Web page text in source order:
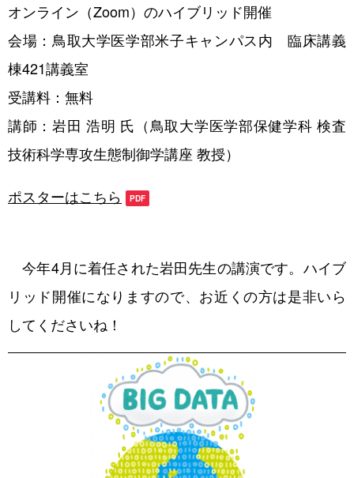
レンタルラボのご案内
動物実験・遺伝子組換え実験のご案内
ワークショップ
オンライン（Zoom）のハイブリッド開催
会場：鳥取大学医学部米子キャンパス内 臨床講義
棟421講義室
受講料：無料
講師：岩田 浩明 氏（鳥取大学医学部保健学科 検査
技術科学専攻生態制御学講座 教授）
ポスターはこちら
今年4月に着任された岩田先生の講演です。ハイブ
リッド開催になりますので、お近くの方は是非いら
してくださいね！